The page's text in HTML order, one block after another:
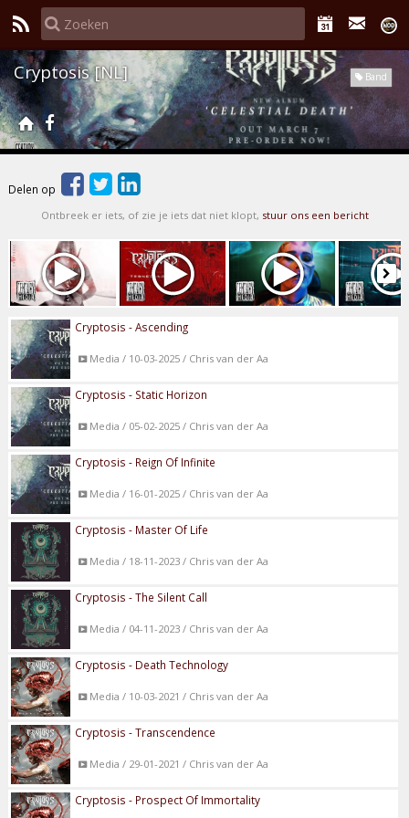
Band
Cryptosis [NL]
Delen op
Ontbreek er iets, of zie je iets dat niet klopt, stuur ons een bericht
Cryptosis - Ascending
Media / 10-03-2025 / Chris van der Aa
Cryptosis - Static Horizon
Media / 05-02-2025 / Chris van der Aa
Cryptosis - Reign Of Infinite
Media / 16-01-2025 / Chris van der Aa
Cryptosis - Master Of Life
Media / 18-11-2023 / Chris van der Aa
Cryptosis - The Silent Call
Media / 04-11-2023 / Chris van der Aa
Cryptosis - Death Technology
Media / 10-03-2021 / Chris van der Aa
Cryptosis - Transcendence
Media / 29-01-2021 / Chris van der Aa
Cryptosis - Prospect Of Immortality